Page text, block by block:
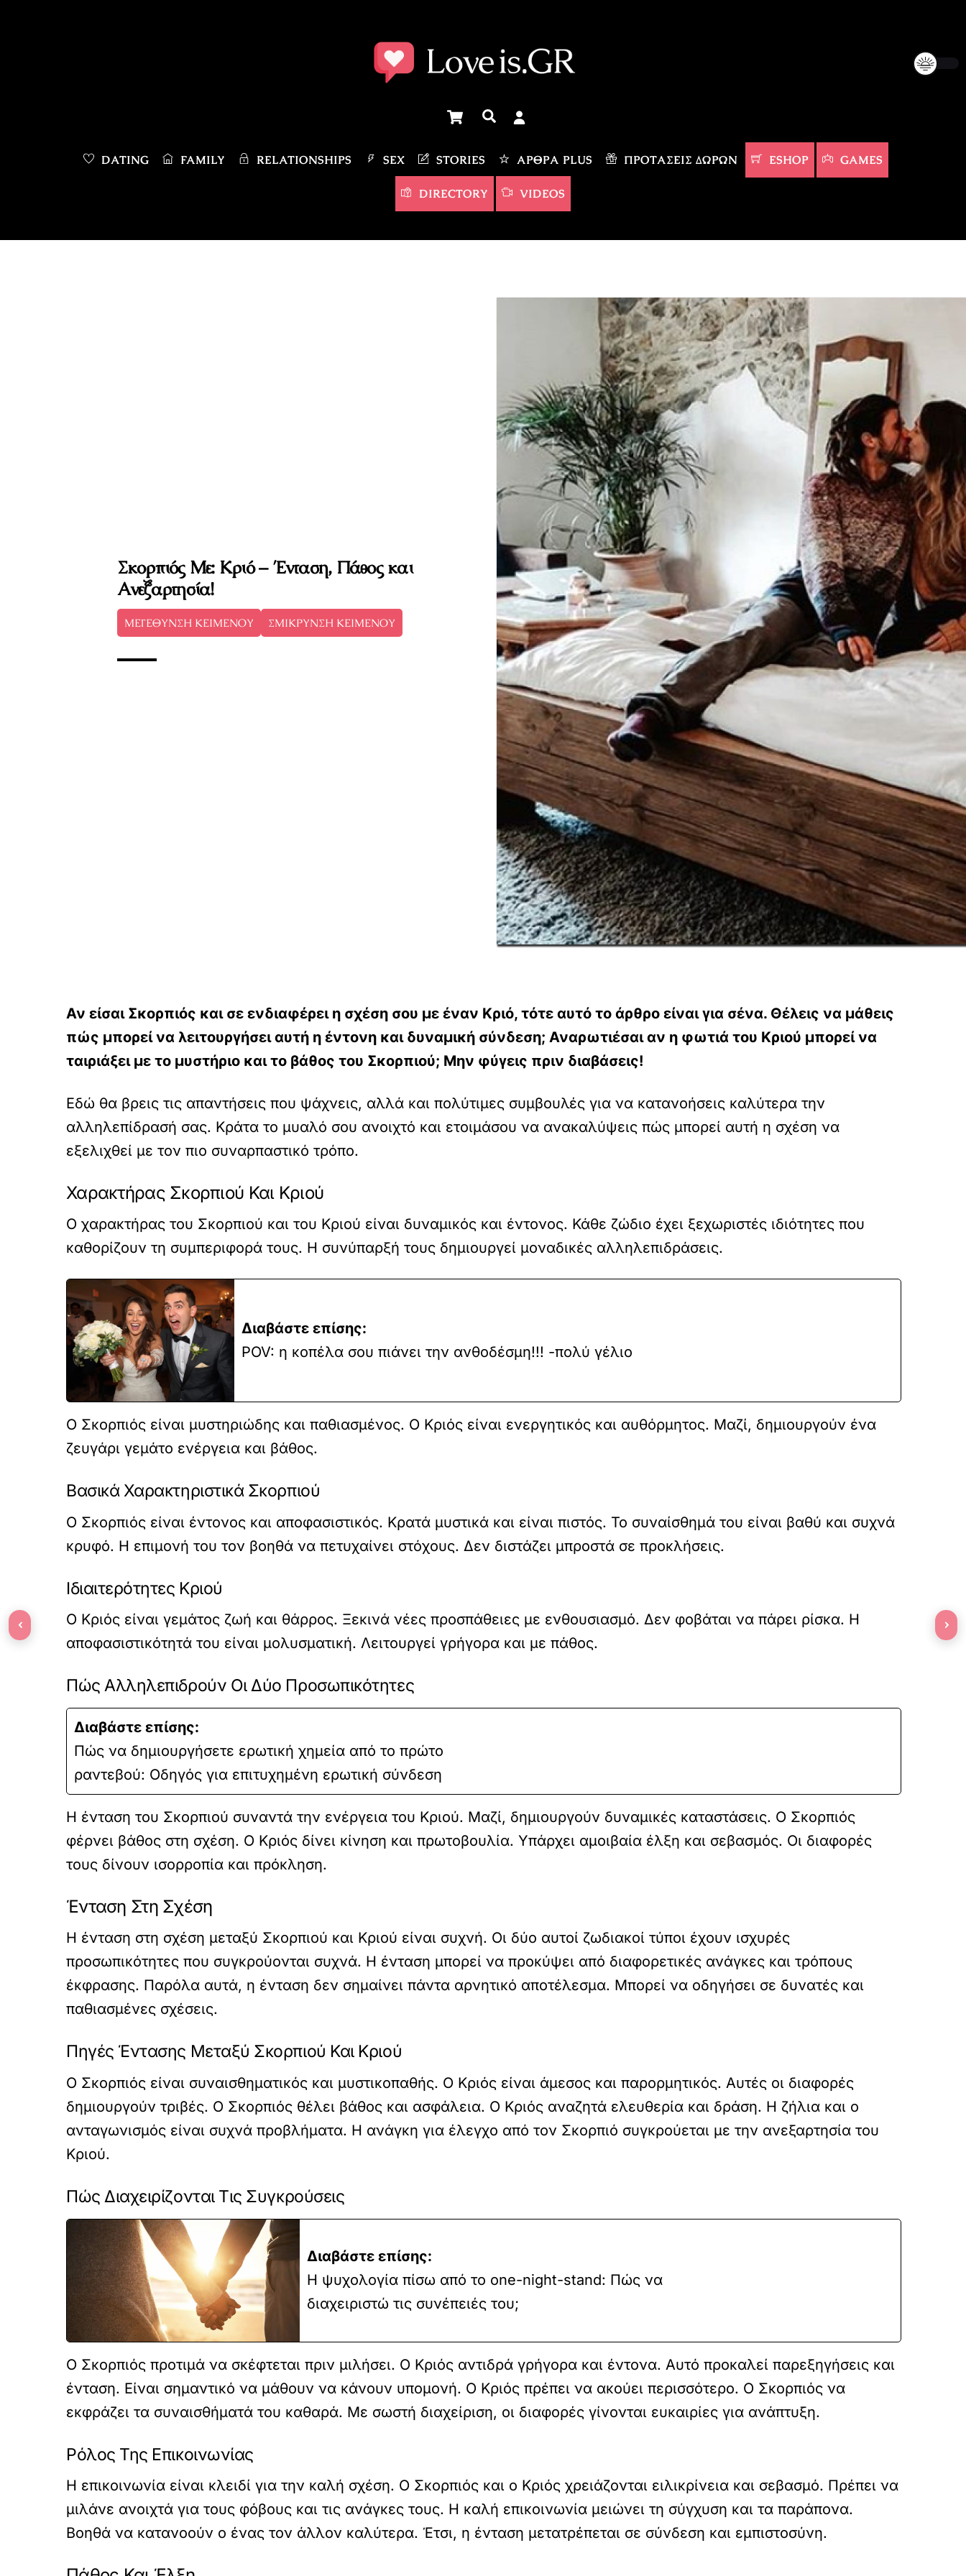
CartΑναζήτηση
DATING FAMILY RELATIONSHIPS SEX STORIES ΆΡΘΡΑ PLUS ΠΡΟΤΆΣΕΙΣ ΔΏΡΩΝ ESHOP GAMES
DIRECTORY VIDEOS
Σκορπιός Με: Κριό – Ένταση, Πάθος και
Ανεξαρτησία!
ΜΕΓΕΘΥΝΣΗ ΚΕΙΜΕΝΟΥ ΣΜΙΚΡΥΝΣΗ ΚΕΙΜΕΝΟΥ
Αν είσαι Σκορπιός και σε ενδιαφέρει η σχέση σου με έναν Κριό, τότε αυτό το άρθρο είναι για σένα. Θέλεις να μάθεις
πώς μπορεί να λειτουργήσει αυτή η έντονη και δυναμική σύνδεση; Αναρωτιέσαι αν η φωτιά του Κριού μπορεί να
ταιριάξει με το μυστήριο και το βάθος του Σκορπιού; Μην φύγεις πριν διαβάσεις!
Εδώ θα βρεις τις απαντήσεις που ψάχνεις, αλλά και πολύτιμες συμβουλές για να κατανοήσεις καλύτερα την
αλληλεπίδρασή σας. Κράτα το μυαλό σου ανοιχτό και ετοιμάσου να ανακαλύψεις πώς μπορεί αυτή η σχέση να
εξελιχθεί με τον πιο συναρπαστικό τρόπο.
Χαρακτήρας Σκορπιού Και Κριού
Ο χαρακτήρας του Σκορπιού και του Κριού είναι δυναμικός και έντονος. Κάθε ζώδιο έχει ξεχωριστές ιδιότητες που
καθορίζουν τη συμπεριφορά τους. Η συνύπαρξή τους δημιουργεί μοναδικές αλληλεπιδράσεις.
Διαβάστε επίσης:
POV: η κοπέλα σου πιάνει την ανθοδέσμη!!! -πολύ γέλιο
Ο Σκορπιός είναι μυστηριώδης και παθιασμένος. Ο Κριός είναι ενεργητικός και αυθόρμητος. Μαζί, δημιουργούν ένα
ζευγάρι γεμάτο ενέργεια και βάθος.
Βασικά Χαρακτηριστικά Σκορπιού
Ο Σκορπιός είναι έντονος και αποφασιστικός. Κρατά μυστικά και είναι πιστός. Το συναίσθημά του είναι βαθύ και συχνά
κρυφό. Η επιμονή του τον βοηθά να πετυχαίνει στόχους. Δεν διστάζει μπροστά σε προκλήσεις.
Ιδιαιτερότητες Κριού
Ο Κριός είναι γεμάτος ζωή και θάρρος. Ξεκινά νέες προσπάθειες με ενθουσιασμό. Δεν φοβάται να πάρει ρίσκα. Η
αποφασιστικότητά του είναι μολυσματική. Λειτουργεί γρήγορα και με πάθος.
Πώς Αλληλεπιδρούν Οι Δύο Προσωπικότητες
Διαβάστε επίσης:
Πώς να δημιουργήσετε ερωτική χημεία από το πρώτο
ραντεβού: Οδηγός για επιτυχημένη ερωτική σύνδεση
Η ένταση του Σκορπιού συναντά την ενέργεια του Κριού. Μαζί, δημιουργούν δυναμικές καταστάσεις. Ο Σκορπιός
φέρνει βάθος στη σχέση. Ο Κριός δίνει κίνηση και πρωτοβουλία. Υπάρχει αμοιβαία έλξη και σεβασμός. Οι διαφορές
τους δίνουν ισορροπία και πρόκληση.
Ένταση Στη Σχέση
Η ένταση στη σχέση μεταξύ Σκορπιού και Κριού είναι συχνή. Οι δύο αυτοί ζωδιακοί τύποι έχουν ισχυρές
προσωπικότητες που συγκρούονται συχνά. Η ένταση μπορεί να προκύψει από διαφορετικές ανάγκες και τρόπους
έκφρασης. Παρόλα αυτά, η ένταση δεν σημαίνει πάντα αρνητικό αποτέλεσμα. Μπορεί να οδηγήσει σε δυνατές και
παθιασμένες σχέσεις.
Πηγές Έντασης Μεταξύ Σκορπιού Και Κριού
Ο Σκορπιός είναι συναισθηματικός και μυστικοπαθής. Ο Κριός είναι άμεσος και παρορμητικός. Αυτές οι διαφορές
δημιουργούν τριβές. Ο Σκορπιός θέλει βάθος και ασφάλεια. Ο Κριός αναζητά ελευθερία και δράση. Η ζήλια και ο
ανταγωνισμός είναι συχνά προβλήματα. Η ανάγκη για έλεγχο από τον Σκορπιό συγκρούεται με την ανεξαρτησία του
Κριού.
Πώς Διαχειρίζονται Τις Συγκρούσεις
Διαβάστε επίσης:
Η ψυχολογία πίσω από το one-night-stand: Πώς να
διαχειριστώ τις συνέπειές του;
Ο Σκορπιός προτιμά να σκέφτεται πριν μιλήσει. Ο Κριός αντιδρά γρήγορα και έντονα. Αυτό προκαλεί παρεξηγήσεις και
ένταση. Είναι σημαντικό να μάθουν να κάνουν υπομονή. Ο Κριός πρέπει να ακούει περισσότερο. Ο Σκορπιός να
εκφράζει τα συναισθήματά του καθαρά. Με σωστή διαχείριση, οι διαφορές γίνονται ευκαιρίες για ανάπτυξη.
Ρόλος Της Επικοινωνίας
Η επικοινωνία είναι κλειδί για την καλή σχέση. Ο Σκορπιός και ο Κριός χρειάζονται ειλικρίνεια και σεβασμό. Πρέπει να
μιλάνε ανοιχτά για τους φόβους και τις ανάγκες τους. Η καλή επικοινωνία μειώνει τη σύγχυση και τα παράπονα.
Βοηθά να κατανοούν ο ένας τον άλλον καλύτερα. Έτσι, η ένταση μετατρέπεται σε σύνδεση και εμπιστοσύνη.
‹ ›